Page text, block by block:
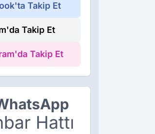
Takip Et
Takip Et
Takip Et
Hattı